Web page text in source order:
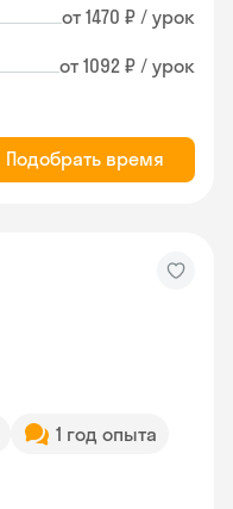
от 1470 ₽ / урок
от 1092 ₽ / урок
Подобрать время
1 год опыта